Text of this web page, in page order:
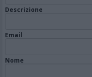
Descrizione
Email
Nome